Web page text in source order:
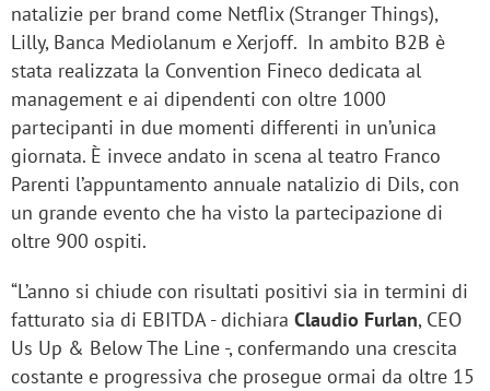
natalizie per brand come Netflix (Stranger Things),
Lilly, Banca Mediolanum e Xerjoff. In ambito B2B è
stata realizzata la Convention Fineco dedicata al
management e ai dipendenti con oltre 1000
partecipanti in due momenti differenti in un’unica
giornata. È invece andato in scena al teatro Franco
Parenti l’appuntamento annuale natalizio di Dils, con
un grande evento che ha visto la partecipazione di
oltre 900 ospiti.
“L’anno si chiude con risultati positivi sia in termini di
fatturato sia di EBITDA - dichiara Claudio Furlan, CEO
Us Up & Below The Line -, confermando una crescita
costante e progressiva che prosegue ormai da oltre 15